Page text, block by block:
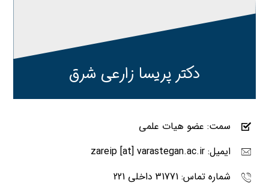
دکتر پریسا زارعی شرق
سمت: عضو هیات علمی
ایمیل: zareip [at] varastegan.ac.ir
شماره تماس: 31771 داخلی 221